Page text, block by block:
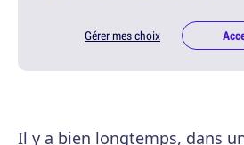
Gérer mes choix
Il y a bien longtemps, dans